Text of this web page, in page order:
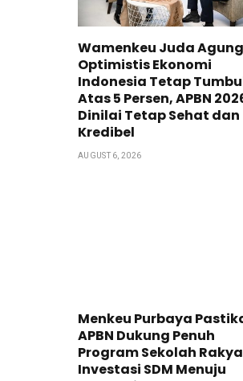
Wamenkeu Juda Agung
Optimistis Ekonomi
Indonesia Tetap
Atas 5 Persen, APBN
Dinilai Tetap Sehat dan
Kredibel
AUGUST 6, 2026
Menkeu Purbaya
APBN Dukung Penuh
Program Sekolah
Investasi SDM Menuju